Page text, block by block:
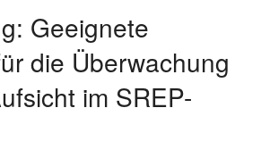
Geeignete
die Überwachung
im SREP-